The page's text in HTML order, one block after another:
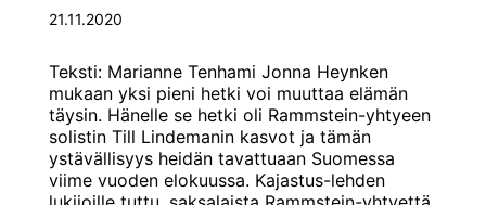
21.11.2020
Teksti: Marianne Tenhami Jonna Heynken
mukaan yksi pieni hetki voi muuttaa elämän
täysin. Hänelle se hetki oli Rammstein-yhtyeen
solistin Till Lindemanin kasvot ja tämän
ystävällisyys heidän tavattuaan Suomessa
viime vuoden elokuussa. Kajastus-lehden